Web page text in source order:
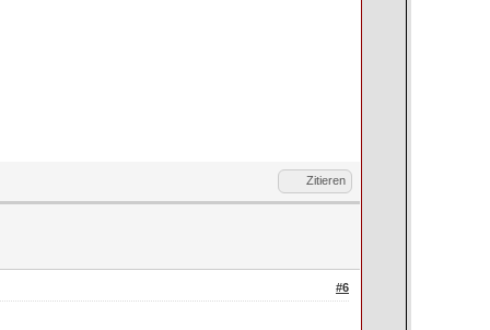
Zitieren
#6